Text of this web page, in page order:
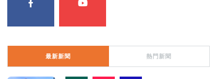
最新新聞 熱門新聞